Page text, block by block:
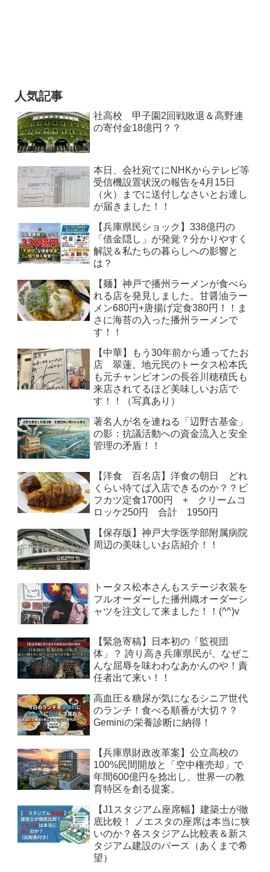
人気記事
社高校 甲子園2回戦敗退＆高野連
の寄付金18億円？？
本日、会社宛てにNHKからテレビ等
受信機設置状況の報告を4月15日
（火）までに送付しなさいとお達し
が届きました！！
【兵庫県民ショック】338億円の
「借金隠し」が発覚？分かりやすく
解説＆私たちの暮らしへの影響と
は？
【麺】神戸で播州ラーメンが食べら
れる店を発見しました。甘醤油ラー
メン680円+唐揚げ定食380円！！ま
さに海苔の入った播州ラーメンで
す！！
【中華】もう30年前から通ってたお
店 翠蓮。地元民のトータス松本氏
も元チャンピオンの長谷川穂積氏も
来店されてるほど美味しいお店で
す！！（写真あり）
著名人が名を連ねる「辺野古基金」
の影：抗議活動への資金流入と安全
管理の矛盾！！
【洋食 百名店】洋食の朝日 どれ
くらい待てば入店できるのか？？ビ
フカツ定食1700円 + クリームコ
ロッケ250円 合計 1950円
【保存版】神戸大学医学部附属病院
周辺の美味しいお店紹介！！
トータス松本さんもステージ衣装を
フルオーダーした播州織オーダーシ
ャツを注文して来ました！！(^^)v
【緊急寄稿】日本初の「監視団
体」？ 誇り高き兵庫県民が、なぜこ
んな屈辱を味わわなあかんのや！責
任者出て来い！！
高血圧＆糖尿が気になるシニア世代
のランチ！食べる順番が大切？？
Geminiの栄養診断に納得！
【兵庫県財政改革案】公立高校の
100%民間開放と「空中権売却」で
年間600億円を捻出し、世界一の教
育特区を創る提案。
【J1スタジアム座席幅】建築士が徹
底比較！ ノエスタの座席は本当に狭
いのか？各スタジアム比較表＆新ス
タジアム建設のパース（あくまで希
望）